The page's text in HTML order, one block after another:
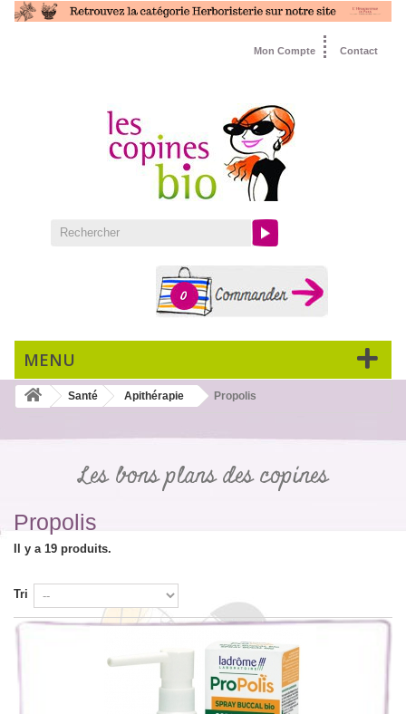
Contact
Mon Compte
0
MENU
Santé Apithérapie Propolis
Les bons plans des copines
Propolis
Il y a 19 produits.
Tri